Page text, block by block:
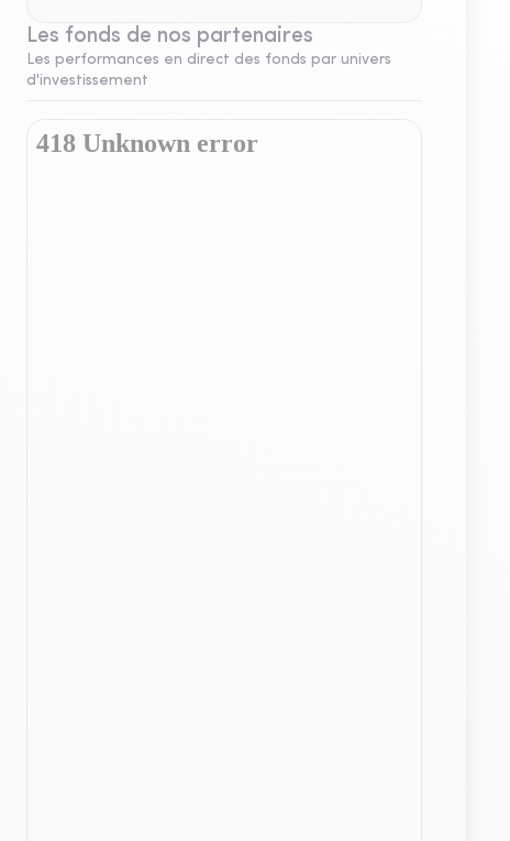
Les fonds de nos partenaires
Les performances en direct des fonds par univers
d'investissement